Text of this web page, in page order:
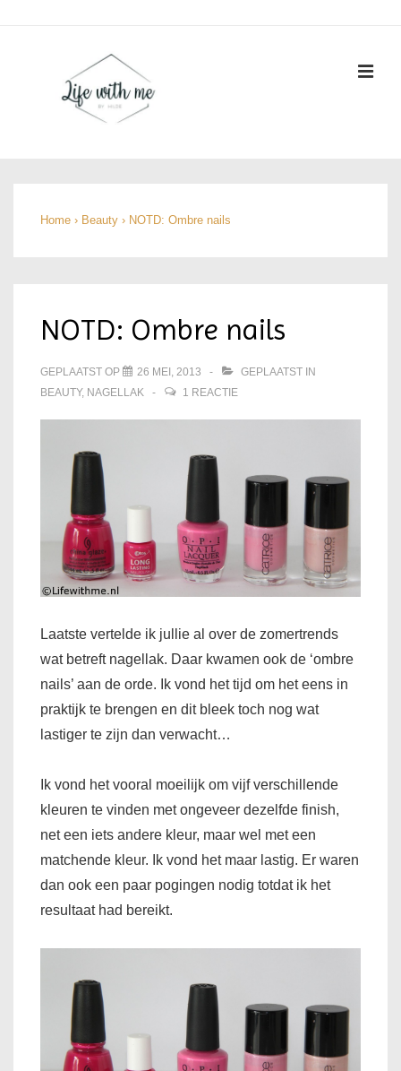
hoofdinhoud
Home › Beauty › NOTD: Ombre nails
NOTD: Ombre nails
GEPLAATST OP 26 MEI, 2013
GEPLAATST IN
BEAUTY, NAGELLAK 1 REACTIE
Laatste vertelde ik jullie al over de zomertrends
wat betreft nagellak. Daar kwamen ook de ‘ombre
nails’ aan de orde. Ik vond het tijd om het eens in
praktijk te brengen en dit bleek toch nog wat
lastiger te zijn dan verwacht…
Ik vond het vooral moeilijk om vijf verschillende
kleuren te vinden met ongeveer dezelfde finish,
net een iets andere kleur, maar wel met een
matchende kleur. Ik vond het maar lastig. Er waren
dan ook een paar pogingen nodig totdat ik het
resultaat had bereikt.